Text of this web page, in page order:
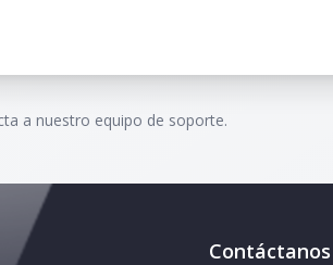
a nuestro equipo de soporte.
Contáctanos